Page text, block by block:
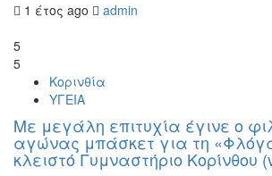
1 έτος ago
admin
5
5
Κορινθία
ΥΓΕΙΑ
Με μεγάλη επιτυχία έγινε ο
αγώνας μπάσκετ για τη
κλειστό Γυμναστήριο Κορίνθου